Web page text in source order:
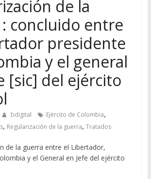
de la
concluido entre
presidente
y el general
[sic] del ejército
bdigital Ejército de Colombia,
, Regularización de la guerra, Tratados
de la guerra entre el Libertador,
y el General en Jefe del ejército